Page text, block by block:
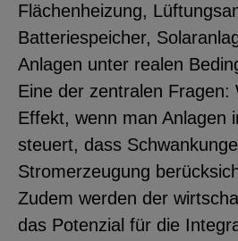
Flächenheizung,
Batteriespeicher,
Anlagen unter realen
Eine der zentralen Fragen:
Effekt, wenn man Anlagen
steuert, dass
Stromerzeugung
Zudem werden der
das Potenzial für die